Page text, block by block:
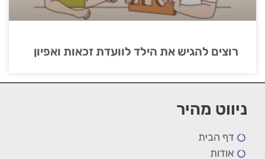
רוצים להגיש את הילד לוועדת זכאות ואפיון
ניווט מהיר
דף הבית
אודות